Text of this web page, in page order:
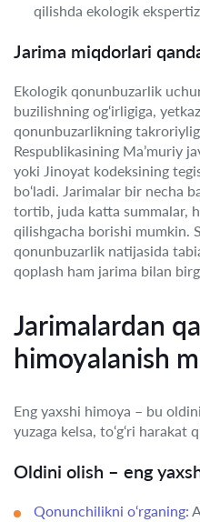
qilishda ekologik
Jarima miqdorlari
Ekologik qonunbuzarlik
buzilishning og‘irligiga,
qonunbuzarlikning
Respublikasining Ma’muriy
yoki Jinoyat kodeksining
bo‘ladi. Jarimalar bir necha
tortib, juda katta summalar,
qilishgacha borishi mumkin.
qonunbuzarlik natijasida
qoplash ham jarima bilan
Jarimalardan
himoyalanish
Eng yaxshi himoya – bu
yuzaga kelsa, to‘g‘ri harakat
Oldini olish – eng
Qonunchilikni o‘rganing: